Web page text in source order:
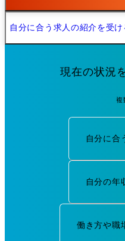
自分に合う求人の紹介を受け
現在の状況
複
自分に合
自分の年
働き方や職